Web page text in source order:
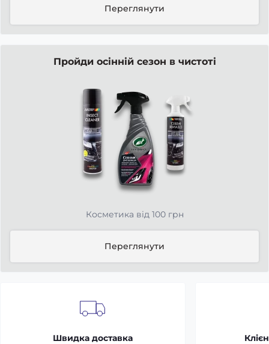
Переглянути
Пройди осінній сезон в чистоті
Косметика від 100 грн
Переглянути
Швидка доставка